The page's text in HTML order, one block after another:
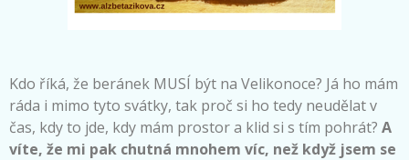
Kdo říká, že beránek MUSÍ být na Velikonoce? Já ho mám
ráda i mimo tyto svátky, tak proč si ho tedy neudělat v
čas, kdy to jde, kdy mám prostor a klid si s tím pohrát? A
víte, že mi pak chutná mnohem víc, než když jsem se